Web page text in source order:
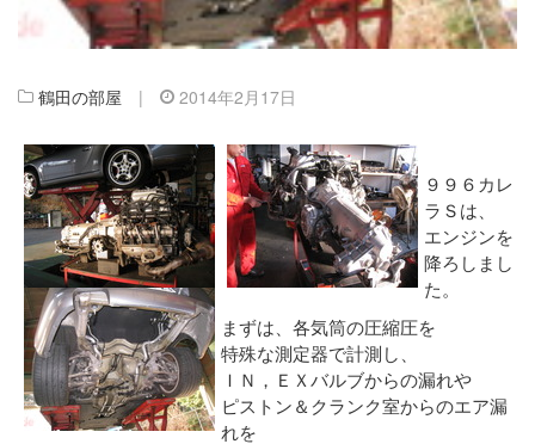
鶴田の部屋 | 2014年2月17日
９９６カレ
ラＳは、
エンジンを
降ろしまし
た。
まずは、各気筒の圧縮圧を
特殊な測定器で計測し、
ＩＮ，ＥＸバルブからの漏れや
ピストン＆クランク室からのエア漏
れを